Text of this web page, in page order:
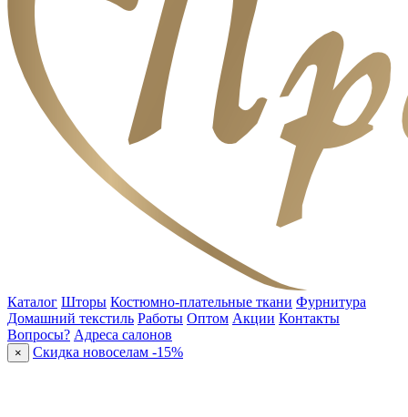
Каталог Шторы Костюмно-плательные ткани Фурнитура
Домашний текстиль Работы Оптом Акции Контакты
Вопросы? Адреса салонов
× Скидка новоселам -15%